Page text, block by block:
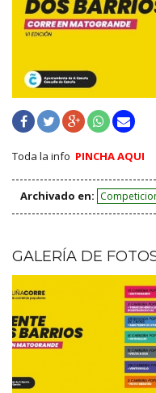
Toda la info PINCHA AQUI
Archivado en:
GALERÍA DE